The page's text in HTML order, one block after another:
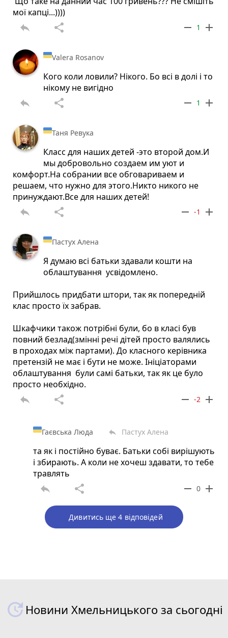
мої капці...))))
reply share remove 1 add
Valera Rosanov
Кого коли ловили? Нікого. Бо всі в долі і то
нікому не вигідно
reply share remove 1 add
Таня Ревука
Класс для наших детей -это второй дом.И
мы добровольно создаем им уют и
комфорт.На собрании все обговариваем и
решаем, что нужно для этого.Никто никого не
принуждают.Все для наших детей!
reply share remove -1 add
Пастух Алена
Я думаю всі батьки здавали кошти на
облаштування усвідомлено.
Прийшлось придбати штори, так як попередній
клас просто їх забрав.
Шкафчики також потрібні були, бо в класі був
повний безлад(змінні речі дітей просто валялись
в проходах між партами). До класного керівника
претензій не має і бути не може. Ініціаторами
облаштування були самі батьки, так як це було
просто необхідно.
reply share remove -2 add
Гаєвська Люда reply Пастух Алена
та як і постійно буває. Батьки собі вирішують
і збирають. А коли не хочеш здавати, то тебе
травлять
reply share remove 0 add
Дивитись ще 4 відповідей
Новини Хмельницького за сьогодні